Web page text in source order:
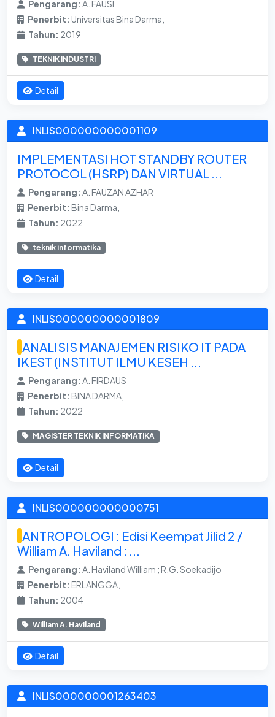
Pengarang: A. FAUSI
Penerbit: Universitas Bina Darma,
Tahun: 2019
TEKNIK INDUSTRI
Detail
INLIS000000000001109
IMPLEMENTASI HOT STANDBY ROUTER
PROTOCOL (HSRP) DAN VIRTUAL ...
Pengarang: A. FAUZAN AZHAR
Penerbit: Bina Darma,
Tahun: 2022
teknik informatika
Detail
INLIS000000000001809
ANALISIS MANAJEMEN RISIKO IT PADA
IKEST (INSTITUT ILMU KESEH ...
Pengarang: A. FIRDAUS
Penerbit: BINA DARMA,
Tahun: 2022
MAGISTER TEKNIK INFORMATIKA
Detail
INLIS000000000000751
ANTROPOLOGI : Edisi Keempat Jilid 2 /
William A. Haviland : ...
Pengarang: A. Haviland William ; R.G. Soekadijo
Penerbit: ERLANGGA,
Tahun: 2004
William A. Haviland
Detail
INLIS000000001263403